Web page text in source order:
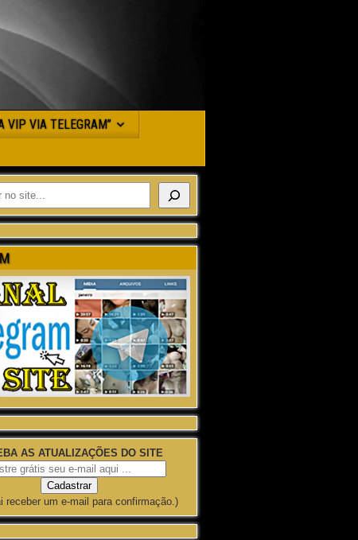
VIA TELEGRAM”
AS ATUALIZAÇÕES DO SITE
receber um e-mail para confirmação.)